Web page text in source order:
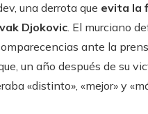
una derrota que evita la
Djokovic. El murciano
ante la
un año después de su
«distinto», «mejor» y